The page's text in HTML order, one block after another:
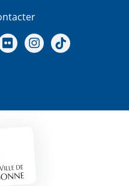
- (twitter)
chaine Youtube
Notre Gallerie sur Flickr
Notre Instagram